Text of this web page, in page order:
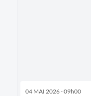
04 MAI 2026 - 09h00